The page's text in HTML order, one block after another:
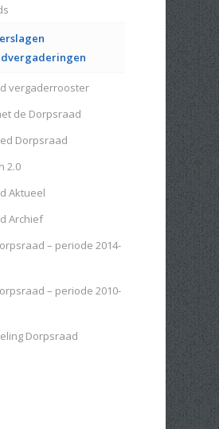
vergaderrooster
de Dorpsraad
Dorpsraad
2.0
Aktueel
Archief
– periode 2014-
– periode 2010-
Dorpsraad